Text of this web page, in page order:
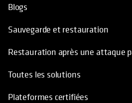
Blogs
Sauvegarde et restauration
Restauration après une attaque
Toutes les solutions
Plateformes certifiées